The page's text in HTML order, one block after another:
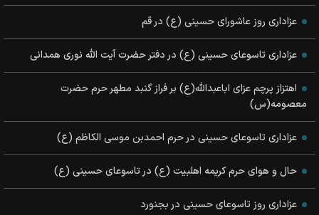
عزاداری روز عاشورای حسینی (ع) در قم
عزاداری تاسوعای حسینی (ع) در دفتر حضرت آیت الله نوری همدانی
اهتزاز پرچم عزای اباعبدالله(ع) بر فراز گنبد مطهر حرم حضرت
معصومه(س)
عزاداری تاسوعای حسینی در حرم احمدبن موسی الکاظم (ع)
حال و هوای حرم کریمه اهلبیت (ع) در تاسوعای حسینی (ع)
عزاداری روز تاسوعای حسینی در بجنورد